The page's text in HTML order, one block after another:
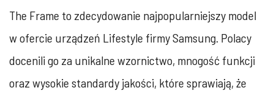
The Frame to zdecydowanie najpopularniejszy model
w ofercie urządzeń Lifestyle firmy Samsung. Polacy
docenili go za unikalne wzornictwo, mnogość funkcji
oraz wysokie standardy jakości, które sprawiają, że